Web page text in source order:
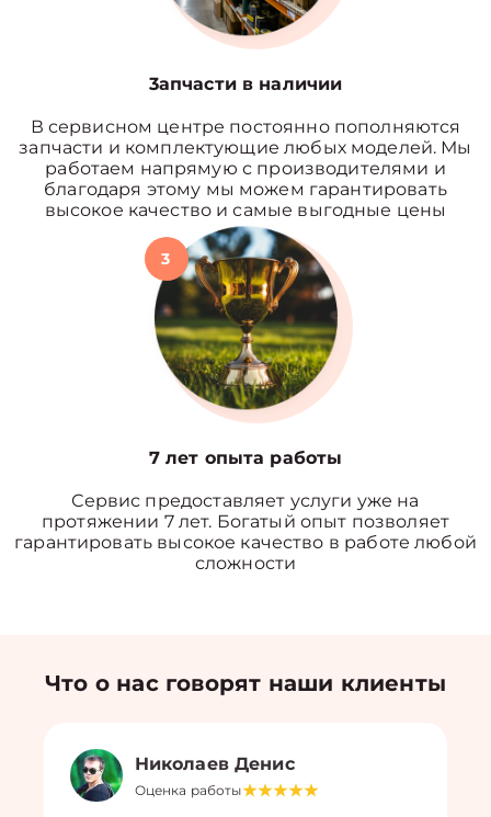
3апчасти в наличии
В сервисном центре постоянно пополняются
запчасти и комплектующие любых моделей. Мы
работаем напрямую с производителями и
благодаря этому мы можем гарантировать
высокое качество и самые выгодные цены
3
7 лет опыта работы
Сервис предоставляет услуги уже на
протяжении 7 лет. Богатый опыт позволяет
гарантировать высокое качество в работе любой
сложности
Что о нас говорят наши клиенты
Николаев Денис
Оценка работы